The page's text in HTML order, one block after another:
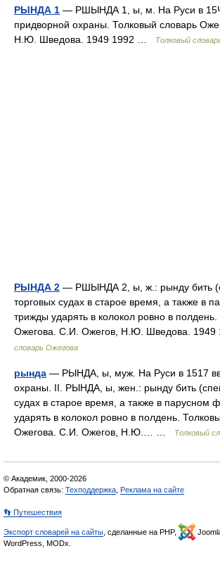
РЫНДА 1 — РШЫНДА 1, ы, м. На Руси в
придворной охраны. Толковый словарь
Н.Ю. Шведова. 1949 1992 …
Толковый
РЫНДА 2 — РШЫНДА 2, ы, ж.: рынду бить
торговых судах в старое время, а также в
трижды ударять в колокол ровно в
Ожегова. С.И. Ожегов, Н.Ю. Шведова.
словарь Ожегова
рында — РЫНДА, ы, муж. На Руси в 1517
охраны. II. РЫНДА, ы, жен.: рынду бить
судах в старое время, а также в парусном
ударять в колокол ровно в полдень.
Ожегова. С.И. Ожегов, Н.Ю.… …
Толковый
© Академик, 2000-2026
Обратная связь: Техподдержка Реклама на сайте
👣 Путешествия
Экспорт словарей на сайты , сделанные на PHP,
WordPress, MODx.